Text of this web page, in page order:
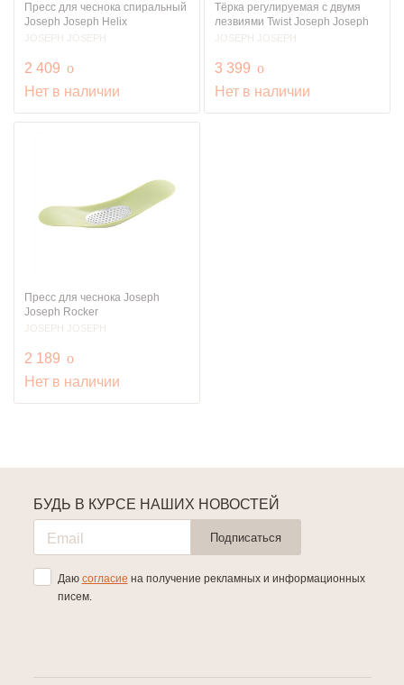
Пресс для чеснока спиральный
Joseph Joseph Helix
JOSEPH JOSEPH
2 409 руб.
o
Нет в наличии
Тёрка регулируемая с двумя
лезвиями Twist Joseph Joseph
JOSEPH JOSEPH
3 399 руб.
o
Нет в наличии
Пресс для чеснока Joseph
Joseph Rocker
JOSEPH JOSEPH
2 189 руб.
o
Нет в наличии
БУДЬ В КУРСЕ НАШИХ НОВОСТЕЙ
Подписаться
Даю согласие на получение рекламных и информационных
писем.